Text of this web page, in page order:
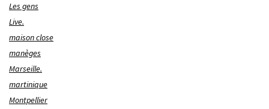
Les gens
Live.
maison close
manèges
Marseille.
martinique
Montpellier